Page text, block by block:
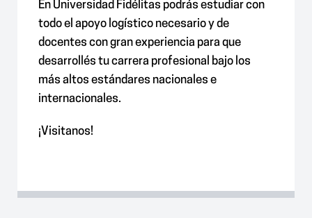
En Universidad Fidélitas podrás estudiar con
todo el apoyo logístico necesario y de
docentes con gran experiencia para que
desarrollés tu carrera profesional bajo los
más altos estándares nacionales e
internacionales.
¡Visitanos!